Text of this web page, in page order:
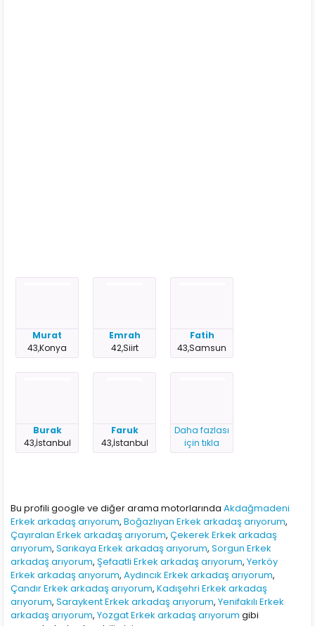
Murat
43,Konya
Emrah
42,Siirt
Fatih
43,Samsun
Burak
43,İstanbul
Faruk
43,İstanbul
Daha fazlası
için tıkla
Bu profili google ve diğer arama motorlarındaAkdağmadeni
Erkek arkadaş arıyorum,Boğazlıyan Erkek arkadaş arıyorum,
Çayıralan Erkek arkadaş arıyorum,Çekerek Erkek arkadaş
arıyorum,Sarıkaya Erkek arkadaş arıyorum,Sorgun Erkek
arkadaş arıyorum,Şefaatli Erkek arkadaş arıyorum,Yerköy
Erkek arkadaş arıyorum,Aydıncık Erkek arkadaş arıyorum,
Çandır Erkek arkadaş arıyorum,Kadışehri Erkek arkadaş
arıyorum,Saraykent Erkek arkadaş arıyorum,Yenifakılı Erkek
arkadaş arıyorum,Yozgat Erkek arkadaş arıyorum gibi